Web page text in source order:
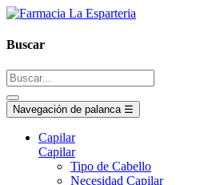
Buscar
Navegación de palanca ☰
Capilar
Capilar
Tipo de Cabello
Necesidad Capilar